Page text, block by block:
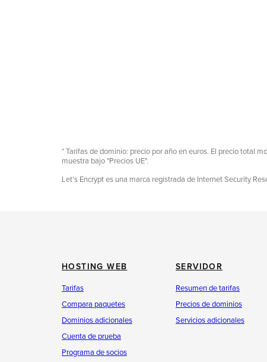
* Tarifas de dominio: precio por año en euros. El precio total
muestra bajo "Precios UE".
Let’s Encrypt es una marca registrada de Internet Security
HOSTING WEB
Tarifas
Compara paquetes
Dominios adicionales
Cuenta de prueba
Programa de socios
SERVIDOR
Resumen de tarifas
Precios de dominios
Servicios adicionales